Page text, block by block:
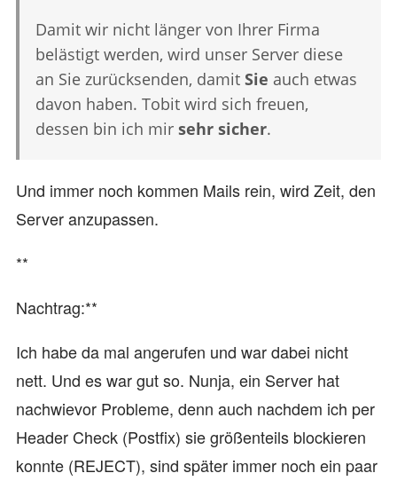
Damit wir nicht länger von Ihrer Firma
belästigt werden, wird unser Server diese
an Sie zurücksenden, damit Sie auch etwas
davon haben. Tobit wird sich freuen,
dessen bin ich mir sehr sicher.
Und immer noch kommen Mails rein, wird Zeit, den
Server anzupassen.
**
Nachtrag:**
Ich habe da mal angerufen und war dabei nicht
nett. Und es war gut so. Nunja, ein Server hat
nachwievor Probleme, denn auch nachdem ich per
Header Check (Postfix) sie größenteils blockieren
konnte (REJECT), sind später immer noch ein paar